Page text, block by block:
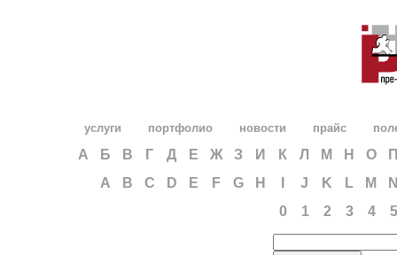
услуги портфолио новости прайс
А Б В Г Д Е Ж З И К Л М Н О
A
B C D E F G H J K L M
0
1 2 3 4 5